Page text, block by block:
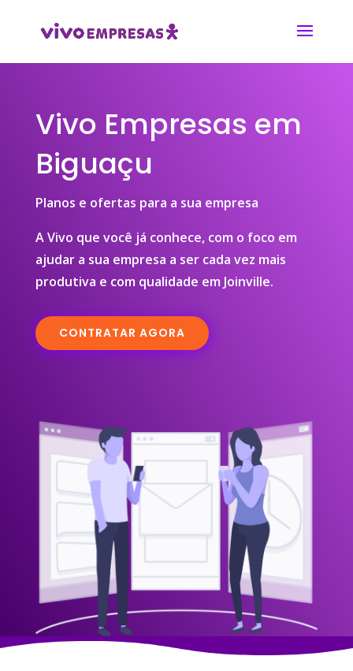
Vivo Empresas em
Biguaçu
Planos e ofertas para a sua empresa
A Vivo que você já conhece, com o foco em
ajudar a sua empresa a ser cada vez mais
produtiva e com qualidade em Joinville.
CONTRATAR AGORA